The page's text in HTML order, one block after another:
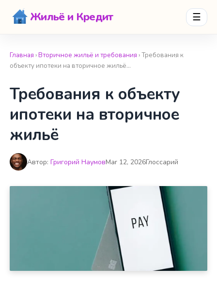
Жильё и Кредит ☰
Главная ›Вторичное жильё и требования › Требования к
объекту ипотеки на вторичное жильё…
Требования к объекту
ипотеки на вторичное
жильё
Автор: Григорий НаумовMar 12, 2026Глоссарий